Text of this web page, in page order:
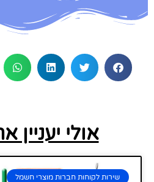
אולי
שירות לקוחות חברות מוצרי חשמל